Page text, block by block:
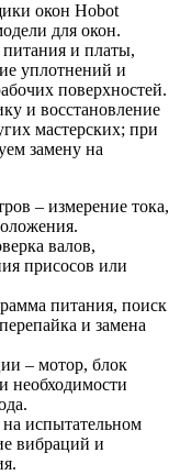
окон Hobot
для окон.
и платы,
уплотнений и
поверхностей.
и восстановление
мастерских; при
замену на
– измерение тока,
валов,
присосов или
питания, поиск
и замена
– мотор, блок
необходимости
испытательном
вибраций и